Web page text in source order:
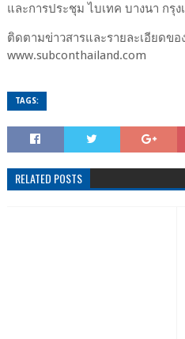
และการประชุม ไบเทค บางนา กรุง
ติดตามข่าวสารและรายละเอียดขอ
www.subconthailand.com
TAGS:
RELATED POSTS